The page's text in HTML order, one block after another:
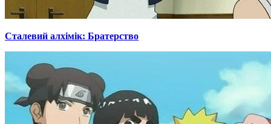
Сталевий алхімік: Братерство